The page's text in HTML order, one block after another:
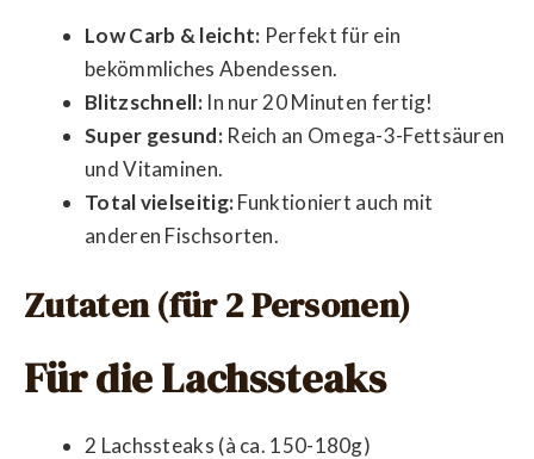
Low Carb & leicht: Perfekt für ein
bekömmliches Abendessen.
Blitzschnell:In nur 20 Minuten fertig!
Super gesund:Reich an Omega-3-Fettsäuren
und Vitaminen.
Total vielseitig:Funktioniert auch mit
anderen Fischsorten.
Zutaten (für 2 Personen)
Für die Lachssteaks
2 Lachssteaks (à ca. 150-180g)